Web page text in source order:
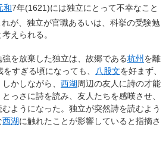
和7年(1621)には独立にとって不幸なこと
れが、独立が官職あるいは、科挙の受験勉
えられる。
を放棄した独立は、故郷である杭州 を離
すぎる頃になっても、 八股文を好まず、
かしながら、 西湖周辺の友人に詩の才能
っさに詩を読み、友人たちを感嘆させ、
ようになった。独立が突然詩を読むよう
西湖に触れたことが影響していると指摘さ